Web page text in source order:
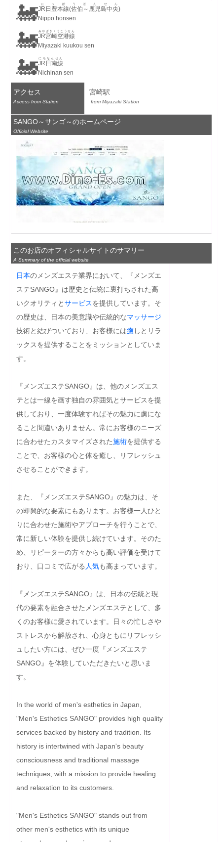
🚂JR日豊本線(佐伯～鹿児島中央)
にっぽうほんせん
Nippo honsen
🚂JR宮崎空港線
みやざきくうこうせん
Miyazaki kuukou sen
🚂JR日南線
にちなんせん
Nichinan sen
アクセス
Access from Station
宮崎駅
from Miyazaki Station
SANGO～サンゴ～のホームページ
Official Website
このお店のオフィシャルサイトのサマリー
A Summary of the official website
日本のメンズエステ業界において、『メンズエ
ステSANGO』は歴史と伝統に裏打ちされた高
いクオリティとサービスを提供しています。そ
の歴史は、日本の美意識や伝統的なマッサージ
技術と結びついており、お客様には癒 しとリラ
ックスを提供することをミッションとしていま
す。
『メンズエステSANGO』は、他のメンズエス
テとは一線を画す独自の雰囲気とサービスを提
供しており、一度体験すればその魅力に虜にな
ること間違いありません。常にお客様のニーズ
に合わせたカスタマイズされた施術を提供する
ことで、お客様の心と体を癒し、リフレッシュ
させることができます。
また、『メンズエステSANGO』の魅力は、そ
の即興的な要素にもあります。お客様一人ひと
りに合わせた施術やアプローチを行うことで、
常に新しい体験を提供し続けています。そのた
め、リピーターの方々からも高い評価を受けて
おり、口コミで広がる 人気も高まっています。
『メンズエステSANGO』は、日本の伝統と現
代の要素を融合させたメンズエステとして、多
くのお客様に愛されています。日々の忙しさや
ストレスから解放され、心身ともにリフレッシ
ュしたい方には、ぜひ一度『メンズエステ
SANGO』を体験していただきたいと思いま
す。
In the world of men's esthetics in Japan,
"Men's Esthetics SANGO" provides high quality
services backed by history and tradition. Its
history is intertwined with Japan's beauty
consciousness and traditional massage
techniques, with a mission to provide healing
and relaxation to its customers.
"Men's Esthetics SANGO" stands out from
other men's esthetics with its unique